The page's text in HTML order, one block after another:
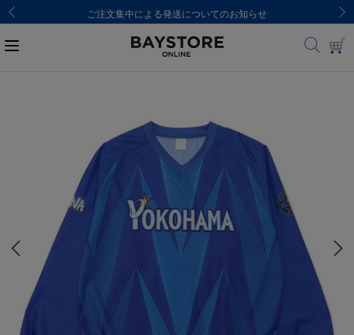
ご注文集中による発送についてのお知らせ